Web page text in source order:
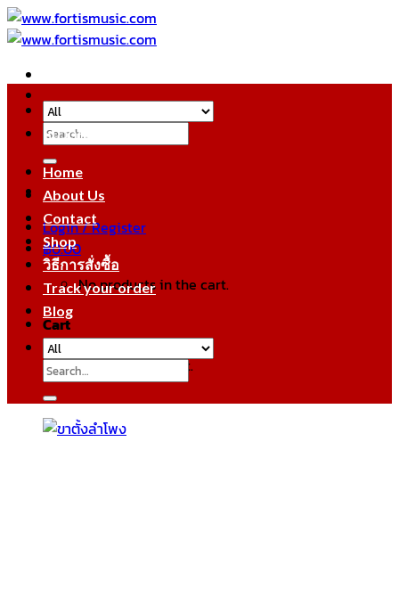
Skip
to
Search
for:
Login / Register
฿0.00
No products in the cart.
Cart
No products in the cart.
หมวดหมู่สินค้า
Home
About Us
Contact
Shop
วิธีการสั่งซื้อ
Track your order
Blog
Search
for: